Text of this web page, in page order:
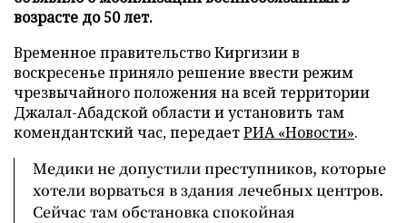
возрасте до 50 лет.
Временное правительство Киргизии в
воскресенье приняло решение ввести режим
чрезвычайного положения на всей территории
Джалал-Абадской области и установить там
комендантский час, передаетРИА «Новости».
Медики не допустили преступников, которые
хотели ворваться в здания лечебных центров.
Сейчас там обстановка спокойная